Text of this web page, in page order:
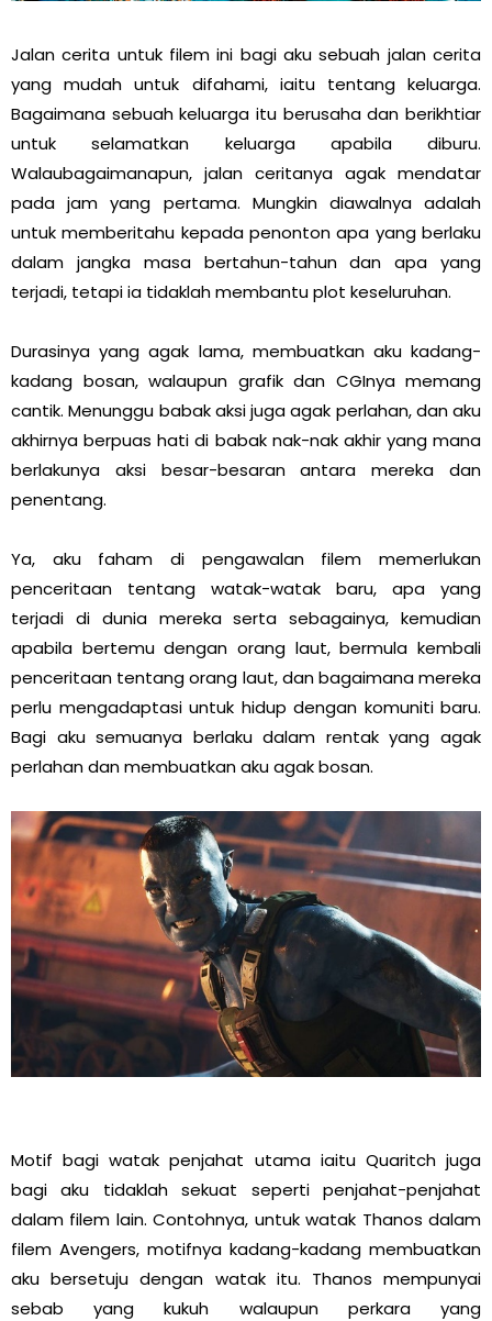
Jalan cerita untuk filem ini bagi aku sebuah jalan cerita
yang mudah untuk difahami, iaitu tentang keluarga.
Bagaimana sebuah keluarga itu berusaha dan berikhtiar
untuk selamatkan keluarga apabila diburu.
Walaubagaimanapun, jalan ceritanya agak mendatar
pada jam yang pertama. Mungkin diawalnya adalah
untuk memberitahu kepada penonton apa yang berlaku
dalam jangka masa bertahun-tahun dan apa yang
terjadi, tetapi ia tidaklah membantu plot keseluruhan.
Durasinya yang agak lama, membuatkan aku kadang-
kadang bosan, walaupun grafik dan CGInya memang
cantik. Menunggu babak aksi juga agak perlahan, dan aku
akhirnya berpuas hati di babak nak-nak akhir yang mana
berlakunya aksi besar-besaran antara mereka dan
penentang.
Ya, aku faham di pengawalan filem memerlukan
penceritaan tentang watak-watak baru, apa yang
terjadi di dunia mereka serta sebagainya, kemudian
apabila bertemu dengan orang laut, bermula kembali
penceritaan tentang orang laut, dan bagaimana mereka
perlu mengadaptasi untuk hidup dengan komuniti baru.
Bagi aku semuanya berlaku dalam rentak yang agak
perlahan dan membuatkan aku agak bosan.
Motif bagi watak penjahat utama iaitu Quaritch juga
bagi aku tidaklah sekuat seperti penjahat-penjahat
dalam filem lain. Contohnya, untuk watak Thanos dalam
filem Avengers, motifnya kadang-kadang membuatkan
aku bersetuju dengan watak itu. Thanos mempunyai
sebab yang kukuh walaupun perkara yang